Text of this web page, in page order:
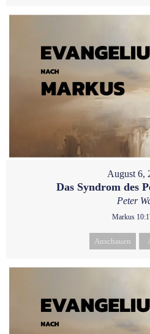
August 6,
Das Syndrom des
Peter
Markus
Anschauen